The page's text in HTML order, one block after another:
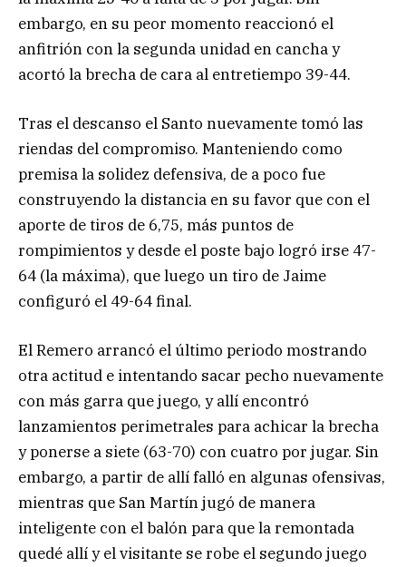
embargo, en su peor momento reaccionó el
anfitrión con la segunda unidad en cancha y
acortó la brecha de cara al entretiempo 39-44.
Tras el descanso el Santo nuevamente tomó las
riendas del compromiso. Manteniendo como
premisa la solidez defensiva, de a poco fue
construyendo la distancia en su favor que con el
aporte de tiros de 6,75, más puntos de
rompimientos y desde el poste bajo logró irse 47-
64 (la máxima), que luego un tiro de Jaime
configuró el 49-64 final.
El Remero arrancó el último periodo mostrando
otra actitud e intentando sacar pecho nuevamente
con más garra que juego, y allí encontró
lanzamientos perimetrales para achicar la brecha
y ponerse a siete (63-70) con cuatro por jugar. Sin
embargo, a partir de allí falló en algunas ofensivas,
mientras que San Martín jugó de manera
inteligente con el balón para que la remontada
quedé allí y el visitante se robe el segundo juego